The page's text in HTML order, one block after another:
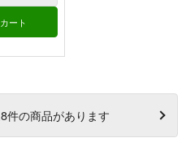
カート
8件の商品があります